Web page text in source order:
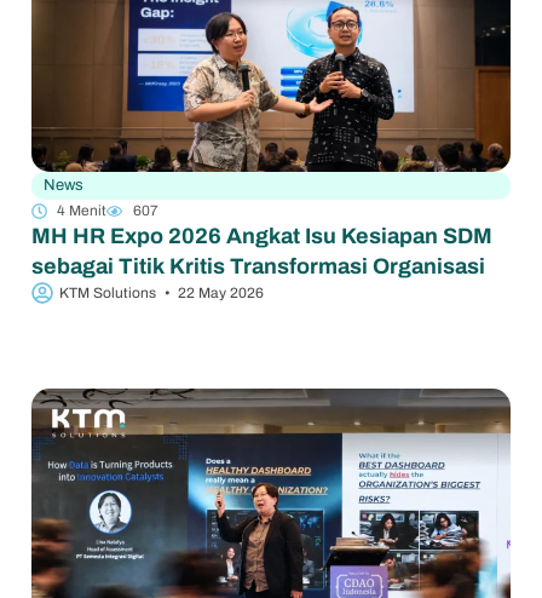
News
4 Menit
607
MH HR Expo 2026 Angkat Isu Kesiapan SDM
sebagai Titik Kritis Transformasi Organisasi
KTM Solutions • 22 May 2026